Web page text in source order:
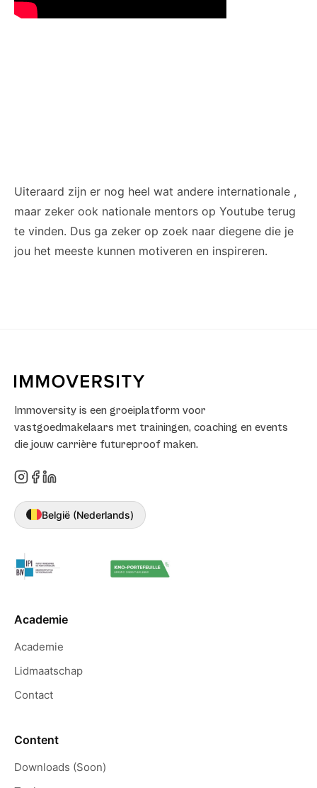
Uiteraard zijn er nog heel wat andere internationale ,
maar zeker ook nationale mentors op Youtube terug
te vinden. Dus ga zeker op zoek naar diegene die je
jou het meeste kunnen motiveren en inspireren.
Immoversity is een groeiplatform voor
vastgoedmakelaars met trainingen, coaching en events
die jouw carrière futureproof maken.
België (Nederlands)
Academie
Academie
Lidmaatschap
Contact
Content
Downloads (Soon)